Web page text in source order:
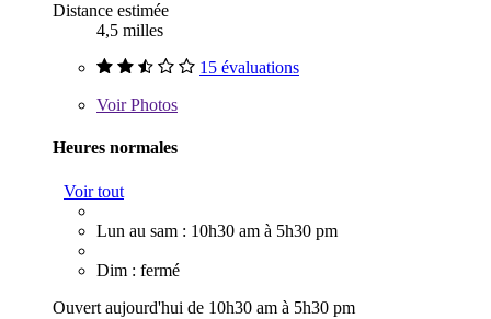
Distance estimée
4,5 milles
15 évaluations
VoirPhotos
Heures normales
Voir tout
Lun au sam : 10h30 am à 5h30 pm
Dim : fermé
Ouvert aujourd'hui de 10h30 am à 5h30 pm